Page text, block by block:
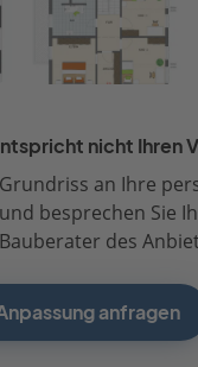
nicht Ihren
an Ihre
besprechen Sie
des
anfragen